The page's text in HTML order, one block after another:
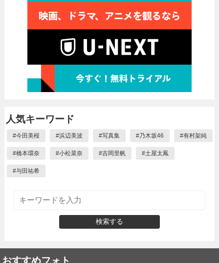
人気キーワード
#今田美桜 #浜辺美波 #写真集 #乃木坂46 #有村架純
#橋本環奈 #小松菜奈 #吉岡里帆 #土屋太鳳
#与田祐希
検索する
おすすめフォト